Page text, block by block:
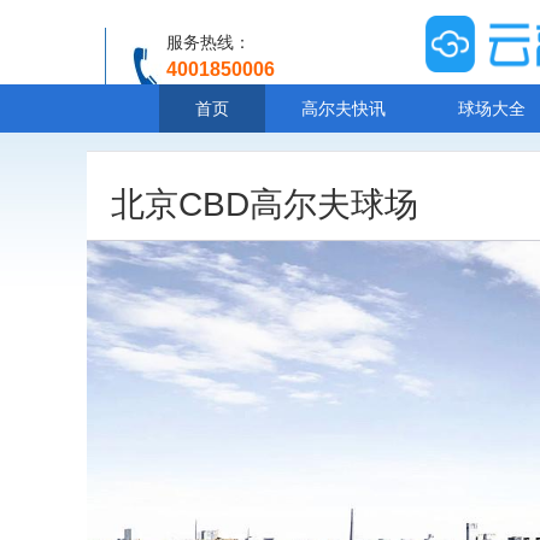
服务热线：
4001850006
首页 高尔夫快讯 球场大全
北京CBD高尔夫球场